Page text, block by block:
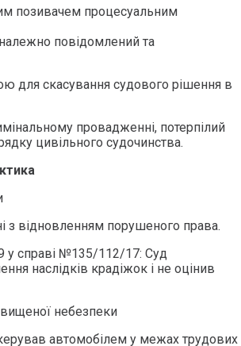
позивачем процесуальним
повідомлений та
для скасування судового рішення в
провадженні, потерпілий
цивільного судочинства.
з відновленням порушеного права.
у справі №135/112/17: Суд
наслідків крадіжок і не оцінив
небезпеки
автомобілем у межах трудових